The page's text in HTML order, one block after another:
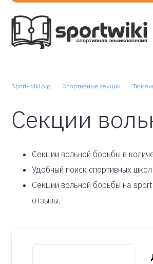
Sport-wiki.org Спортивные секции
Секции
Cекции вольной борьбы в
Удобный поиск спортивных
Секции вольной борьбы на
отзывы.